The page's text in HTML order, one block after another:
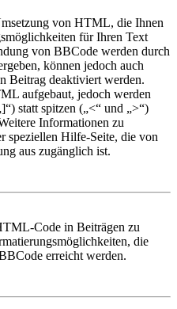
von HTML, die Ihnen
für Ihren Text
von BBCode werden durch
können jedoch auch
Beitrag deaktiviert werden.
aufgebaut, jedoch werden
statt spitzen („<“ und „>“)
Informationen zu
speziellen Hilfe-Seite, die von
aus zugänglich ist.
Code in Beiträgen zu
die
erreicht werden.